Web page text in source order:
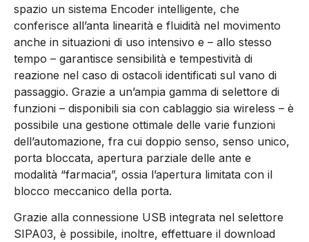
spazio un sistema Encoder intelligente, che
conferisce all’anta linearità e fluidità nel movimento
anche in situazioni di uso intensivo e – allo stesso
tempo – garantisce sensibilità e tempestività di
reazione nel caso di ostacoli identificati sul vano di
passaggio. Grazie a un’ampia gamma di selettore di
funzioni – disponibili sia con cablaggio sia wireless – è
possibile una gestione ottimale delle varie funzioni
dell’automazione, fra cui doppio senso, senso unico,
porta bloccata, apertura parziale delle ante e
modalità “farmacia”, ossia l’apertura limitata con il
blocco meccanico della porta.
Grazie alla connessione USB integrata nel selettore
SIPA03, è possibile, inoltre, effettuare il download